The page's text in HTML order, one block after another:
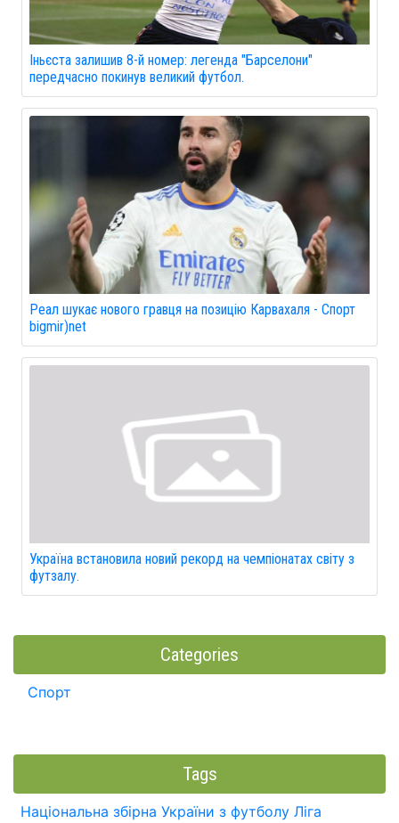
Іньєста залишив 8-й номер: легенда "Барселони"
передчасно покинув великий футбол.
Реал шукає нового гравця на позицію Карвахаля - Спорт
bigmir)net
Україна встановила новий рекорд на чемпіонатах світу з
футзалу.
Categories
Спорт
Tags
Національна збірна України з футболу Ліга